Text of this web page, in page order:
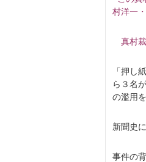
村洋一
真村裁
「押し
ら３名
の濫用
新聞史
事件の